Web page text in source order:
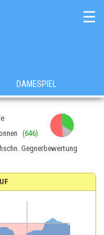
☰
DAMESPIEL
(646)
Gegnerbewertung